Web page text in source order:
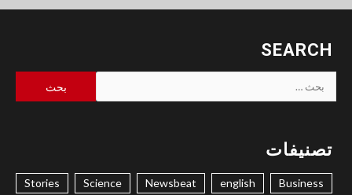
SEARCH
البحث
عن:
تصنيفات
Business
english
Newsbeat
Science
Stories